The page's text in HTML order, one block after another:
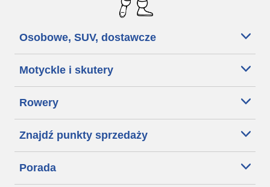
Osobowe, SUV, dostawcze
Motyckle i skutery
Rowery
Znajdź punkty sprzedaży
Porada